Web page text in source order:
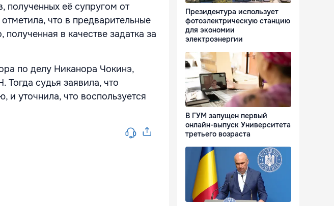
полученных её супругом от
что в предварительные
в качестве задатка за
по делу Никанора Чокинэ,
судья заявила, что
и уточнила, что воспользуется
Президентура использует
фотоэлектрическую станцию
для экономии
электроэнергии
В ГУМ запущен первый
онлайн-выпуск Университета
третьего возраста